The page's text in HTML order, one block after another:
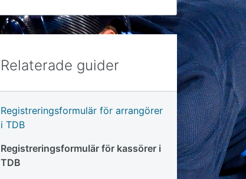
Relaterade guider
Registreringsformulär för arrangörer
i TDB
Registreringsformulär för kassörer i
TDB